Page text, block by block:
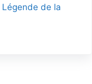
de la